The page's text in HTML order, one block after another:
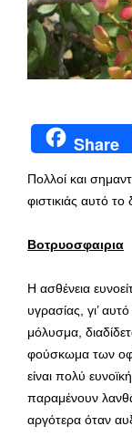
Share
Πολλοί και
φιστικιάς αυτό
Βοτρυοσφαιρια
Η ασθένεια
υγρασίας, γι’
μόλυσμα,
φούσκωμα των
είναι πολύ
παραμένουν
αργότερα όταν